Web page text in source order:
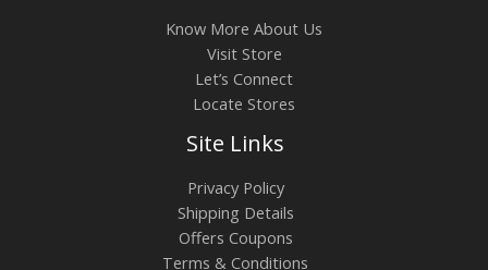
Know More About Us
Visit Store
Let’s Connect
Locate Stores
Site Links
Privacy Policy
Shipping Details
Offers Coupons
Terms & Conditions